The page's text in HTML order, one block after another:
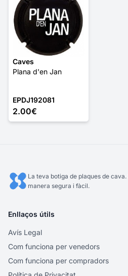
Caves
Plana d'en Jan
EPDJ192081
2.00€
La teva botiga de plaques de
manera segura i fàcil.
Enllaços útils
Avís Legal
Com funciona per venedors
Com funciona per compradors